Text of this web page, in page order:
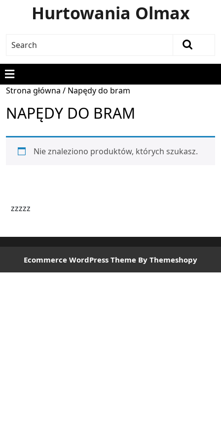
Hurtowania Olmax
Strona główna / Napędy do bram
NAPĘDY DO BRAM
Nie znaleziono produktów, których szukasz.
zzzzz
Ecommerce WordPress Theme By Themeshopy